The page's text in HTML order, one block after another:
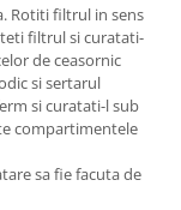
Rotiti filtrul in sens
filtrul si curatati-
de ceasornic
si sertarul
si curatati-l sub
compartimentele
sa fie facuta de